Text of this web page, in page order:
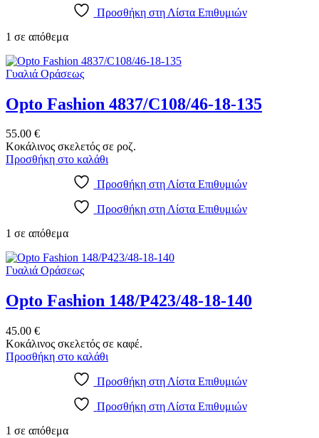
Προσθήκη στη Λίστα Επιθυμιών
1 σε απόθεμα
Γυαλιά Οράσεως
Opto Fashion 4837/C108/46-18-135
55.00 €
Κοκάλινος σκελετός σε ροζ.
Προσθήκη στο καλάθι
Προσθήκη στη Λίστα Επιθυμιών
Προσθήκη στη Λίστα Επιθυμιών
1 σε απόθεμα
Γυαλιά Οράσεως
Opto Fashion 148/P423/48-18-140
45.00 €
Κοκάλινος σκελετός σε καφέ.
Προσθήκη στο καλάθι
Προσθήκη στη Λίστα Επιθυμιών
Προσθήκη στη Λίστα Επιθυμιών
1 σε απόθεμα